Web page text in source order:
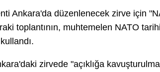
Ankara'da düzenlenecek zirve için
toplantının, muhtemelen NATO
zirvede "açıklığa